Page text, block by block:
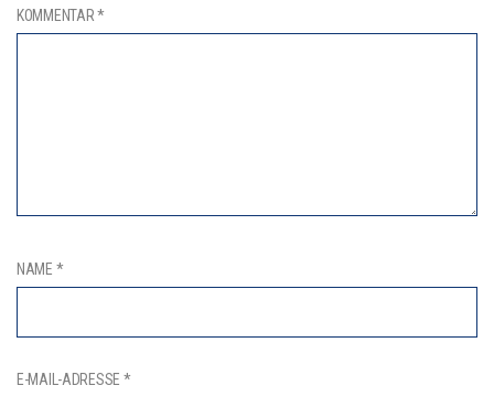
KOMMENTAR*
NAME *
E-MAIL-ADRESSE *